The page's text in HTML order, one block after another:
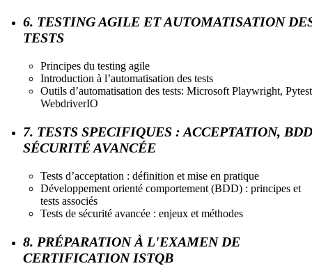
6. TESTING AGILE ET AUTOMATISATION
TESTS
Principes du testing agile
Introduction à l’automatisation des tests
Outils d’automatisation des tests: Microsoft Playwright,
WebdriverIO
7. TESTS SPECIFIQUES : ACCEPTATION,
SÉCURITÉ AVANCÉE
Tests d’acceptation : définition et mise en pratique
Développement orienté comportement (BDD) : principes et
tests associés
Tests de sécurité avancée : enjeux et méthodes
8. PRÉPARATION À L'EXAMEN DE
CERTIFICATION ISTQB